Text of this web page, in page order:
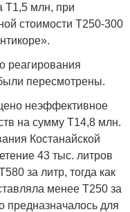
Т1,5 млн, при
стоимости Т250-300
реагирования
пересмотрены.
неэффективное
на сумму Т14,8 млн.
Костанайской
43 тыс. литров
за литр, тогда как
менее Т250 за
предназначалось для